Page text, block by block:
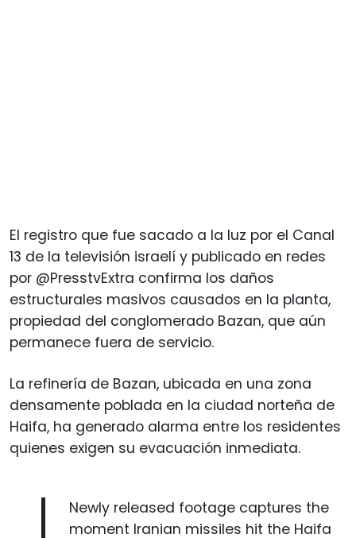
El registro que fue sacado a la luz por el Canal
13 de la televisión israelí y publicado en redes
por @PresstvExtra confirma los daños
estructurales masivos causados en la planta,
propiedad del conglomerado Bazan, que aún
permanece fuera de servicio.
La refinería de Bazan, ubicada en una zona
densamente poblada en la ciudad norteña de
Haifa, ha generado alarma entre los residentes
quienes exigen su evacuación inmediata.
Newly released footage captures the
moment Iranian missiles hit the Haifa